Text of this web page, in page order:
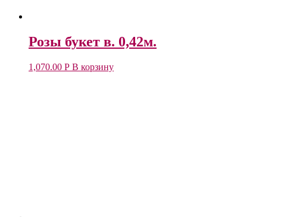
Розы букет в. 0,42м.
1,070.00 Р В корзину